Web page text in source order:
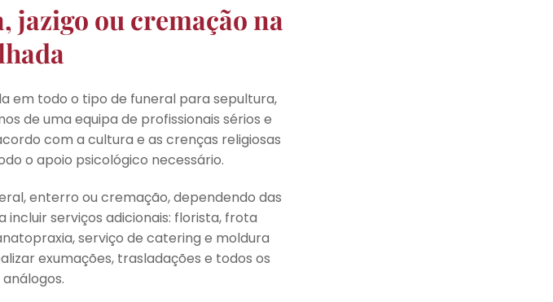
jazigo ou cremação na
em todo o tipo de funeral para sepultura,
de uma equipa de profissionais sérios e
com a cultura e as crenças religiosas
o apoio psicológico necessário.
enterro ou cremação, dependendo das
incluir serviços adicionais: florista, frota
serviço de catering e moldura
exumações, trasladações e todos os